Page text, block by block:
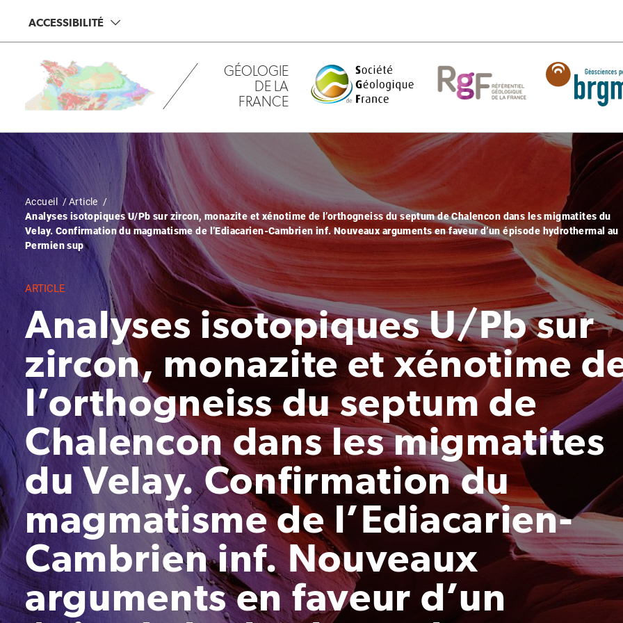
contenu
ACCESSIBILITÉ
GÉOLOGIE
DE LA
FRANCE
Fil
d'Ariane
Accueil
Article
Analyses isotopiques U/Pb sur zircon, monazite et xénotime de l’orthogneiss du septum de Chalencon dans les migmatites du
Velay. Confirmation du magmatisme de l’Ediacarien-Cambrien inf. Nouveaux arguments en faveur d’un épisode hydrothermal au
Permien sup
ARTICLE
Analyses isotopiques U/Pb sur
zircon, monazite et xénotime
l’orthogneiss du septum de
Chalencon dans les migmatites
du Velay. Confirmation du
magmatisme de l’Ediacarien-
Cambrien inf. Nouveaux
arguments en faveur d’un